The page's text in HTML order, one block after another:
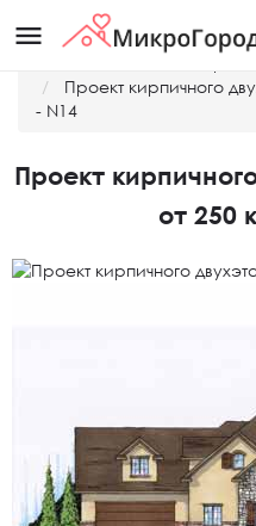
menu
Проект кирпичного
- N14
Проект
от 250